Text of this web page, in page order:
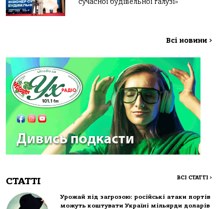
сучасної будівельної галузі»
Всі новини >
СТАТТІ ВСІ СТАТТІ >
Урожай під загрозою: російські атаки портів
можуть коштувати Україні мільярди доларів